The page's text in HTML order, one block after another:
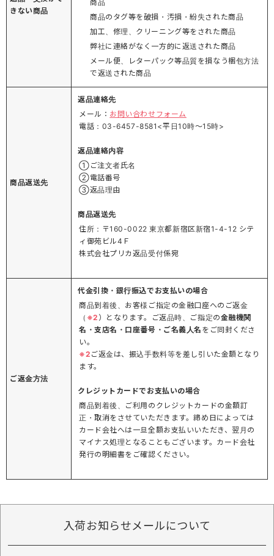
きない商品
商品
商品のタグ等を破損・汚損・紛失された商品
加工、修理、クリーニング等をされた商品
弊社に連絡がなく一方的に返送された商品
メール便、レターパック等品質を損なう梱包方法
で返送された商品
商品返送先
返品連絡先
メール： お問い合わせフォーム
電話：03-6457-8581<平日10時～15時>
返品連絡内容
①ご注文者氏名
②電話番号
③返品理由
商品返送先
住所：〒160-0022 東京都新宿区新宿1-4-12 シテ
ィ御苑ビル4Ｆ
株式会社プリカ返品受付係宛
ご返金方法
代金引換・銀行振込でお支払いの場合
商品到着後、お客様ご指定の金融口座へのご返金
（ ※2 ）となります。ご返品時、ご指定の金融機関
名・支店名・口座番号・ご名義人名 をご同封くださ
い。
※2 ご返金は、振込手数料等を差し引いた金額となり
ます。
クレジットカードでお支払いの場合
商品到着後、ご利用のクレジットカードの金額訂
正・取消をさせていただきます。締め日によっては
カード会社へは一旦全額お支払いいただき、翌月の
マイナス処理となることもございます。カード会社
発行の明細書をご確認ください。
入荷お知らせメールについて